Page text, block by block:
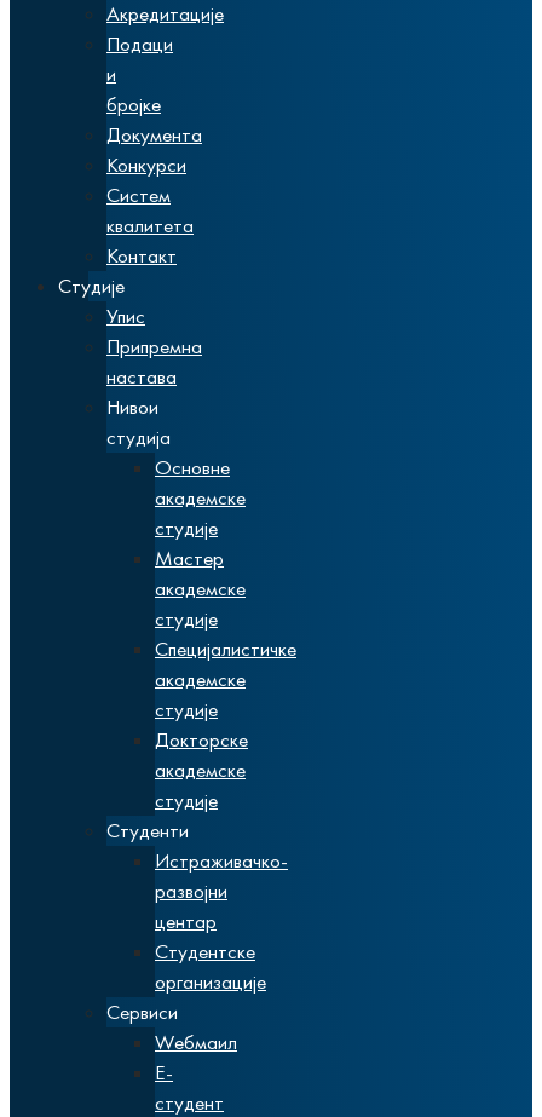
Акредитације
Подаци
и
бројке
Документа
Конкурси
Систем
квалитета
Контакт
Студије
Упис
Припремна
настава
Нивои
студија
Основне
академске
студије
Мастер
академске
студије
Специјалистичке
академске
студије
Докторске
академске
студије
Студенти
Истраживачко-
развојни
центар
Студентске
организације
Сервиси
Wебмаил
Е-
студент